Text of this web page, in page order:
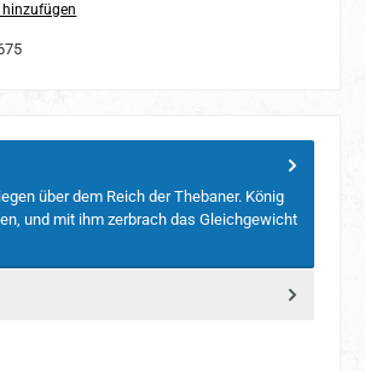
über dem Reich der Thebaner. König
und mit ihm zerbrach das Gleichgewicht